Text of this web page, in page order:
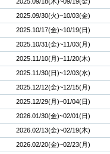
2025.09/30(火)~10/03(金)
2025.10/17(金)~10/19(日)
2025.10/31(金)~11/03(月)
2025.11/10(月)~11/20(木)
2025.11/30(日)~12/03(水)
2025.12/12(金)~12/15(月)
2025.12/29(月)~01/04(日)
2026.01/30(金)~02/01(日)
2026.02/13(金)~02/19(木)
2026.02/20(金)~02/23(月)